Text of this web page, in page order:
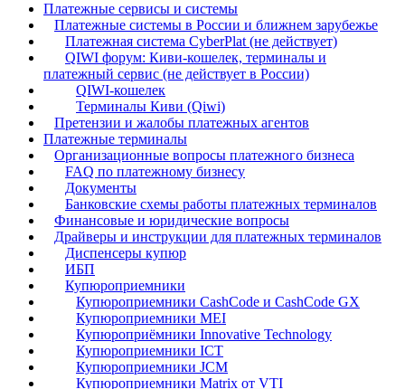
Платежные сервисы и системы
Платежные системы в России и ближнем зарубежье
Платежная система CyberPlat (не действует)
QIWI форум: Киви-кошелек, терминалы и
платежный сервис (не действует в России)
QIWI-кошелек
Терминалы Киви (Qiwi)
Претензии и жалобы платежных агентов
Платежные терминалы
Организационные вопросы платежного бизнеса
FAQ по платежному бизнесу
Документы
Банковские схемы работы платежных терминалов
Финансовые и юридические вопросы
Драйверы и инструкции для платежных терминалов
Диспенсеры купюр
ИБП
Купюроприемники
Купюроприемники CashCode и CashCode GX
Купюроприемники MEI
Купюроприёмники Innovative Technology
Купюроприемники ICT
Купюроприемники JCM
Купюроприемники Matrix от VTI